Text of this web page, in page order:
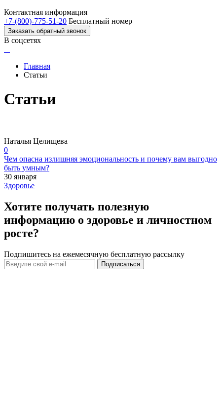
Контактная информация
+7-(800)-775-51-20 Бесплатный номер
Заказать обратный звонок
В соцсетях
Главная
Статьи
Статьи
Наталья Целищева
0
Чем опасна излишняя эмоциональность и почему вам выгодно
быть умным?
30 января
Здоровье
Хотите получать полезную
информацию о здоровье и личностном
росте?
Подпишитесь на ежемесячную бесплатную рассылку
Подписаться